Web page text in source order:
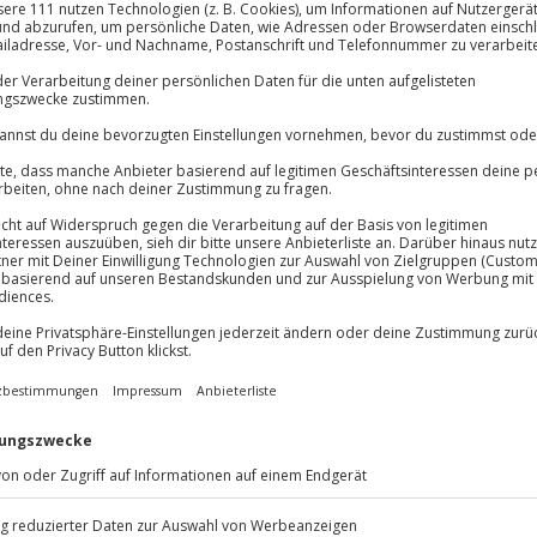
Volle
Jeder
Maximale
-15%* Club
Direktabzug
Melde dich hier
übertragbar.Details
Erlebnis auf dich! Bei der
in die erfrischende Kühle von
diese intensive Art der
führst du mit einem
ihr geht gemeinsam einen
sicherstellen, dass du das
Nachdem du die
oder Wasser das
Form des
von der Kraft der Kälte